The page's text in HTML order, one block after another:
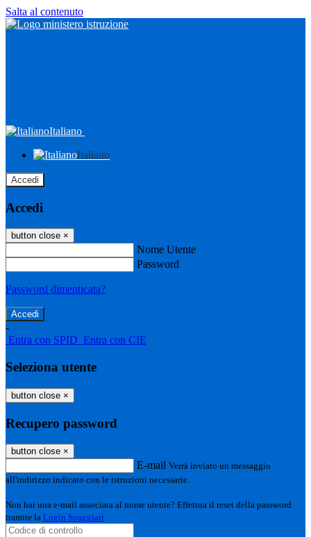
Salta al contenuto
Italiano
Italiano
Accedi
Accedi
button close ×
Nome Utente
Password
Password dimenticata?
-
Entra con SPID Entra con CIE
Seleziona utente
button close ×
Recupero password
button close ×
E-mail Verrà inviato un messaggio
all'indirizzo indicato con le istruzioni necessarie.
Non hai una e-mail associata al nome utente? Effettua il reset della password
tramite la Login Spaggiari